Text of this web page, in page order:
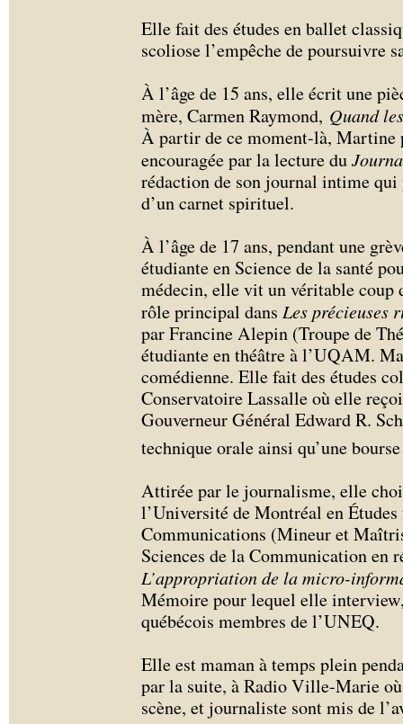
Elle fait des études en ballet
scoliose l’empêche de poursuivre
À l’âge de 15 ans, elle écrit une
mère, Carmen Raymond, Quand
À partir de ce moment-là, Martine
encouragée par la lecture du
rédaction de son journal intime
d’un carnet spirituel.
À l’âge de 17 ans, pendant une
étudiante en Science de la santé
médecin, elle vit un véritable coup
rôle principal dans Les précieuses
par Francine Alepin (Troupe de
étudiante en théâtre à l’UQAM.
comédienne. Elle fait des études
Conservatoire Lassalle où elle
Gouverneur Général Edward R.
technique orale ainsi qu’une
Attirée par le journalisme, elle
l’Université de Montréal en
Communications (Mineur et
Sciences de la Communication en
L’appropriation de la micro-
Mémoire pour lequel elle
québécois membres de l’UNEQ.
Elle est maman à temps plein
par la suite, à Radio Ville-Marie
scène, et journaliste sont mis de